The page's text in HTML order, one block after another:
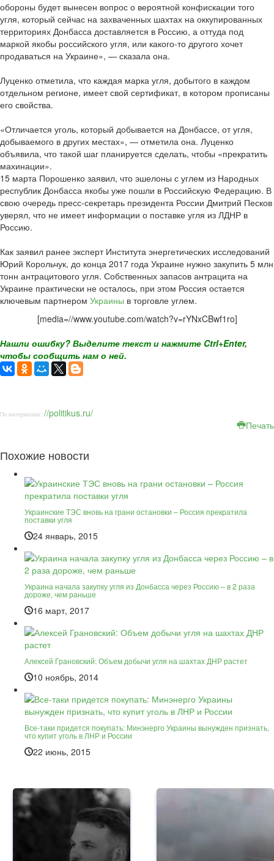
обороны будет вынесен вопрос о вероятной конфискации того
угля, который сейчас на захваченных шахтах на оккупированных
территориях Донбасса доставляется в Россию, а оттуда под
маркой якобы российского угля, или какого-то другого хочет
продаваться на Украине», — сказала она.
Луценко отметила, что каждая марка угля, добытого в каждом
отдельном регионе, имеет свой сертификат, в котором прописаны
его свойства.
«Отличается уголь, который добывается на Донбассе, от угля,
добываемого в других местах», — отметила она. Луценко
объявила, что такой шаг планируется сделать, чтобы «прекратить
махинации».
15 марта Порошенко заявил, что эшелоны с углем из Народных
республик Донбасса якобы уже пошли в Российскую Федерацию. В
свою очередь пресс-секретарь президента России Дмитрий Песков
уверял, что не имеет информации о поставке угля из ЛДНР в
Россию.
Как заявил ранее эксперт Института энергетических исследований
Юрий Корольчук, до конца 2017 года Украине нужно закупить 5 млн
тонн антрацитового угля. Собственных запасов антрацита на
Украине практически не осталось, при этом Россия остается
ключевым партнером Украины в торговле углем.
[media=//www.youtube.com/watch?v=rYNxCBwf1ro]
Нашли ошибку? Выделите текст и нажмите Ctrl+Enter,
чтобы сообщить нам о ней.
По материалам: //politikus.ru/
Печать
Похожие новости
Украинские ТЭС вновь на грани остановки – Россия прекратила
поставки угля
24 январь, 2015
Украина начала закупку угля из Донбасса через Россию – в 2 раза
дороже, чем раньше
16 март, 2017
Алексей Грановский: Объем добычи угля на шахтах ДНР растет
10 ноябрь, 2014
Все-таки придется покупать: Минэнерго Украины вынужден признать,
что купит уголь в ЛНР и России
22 июнь, 2015